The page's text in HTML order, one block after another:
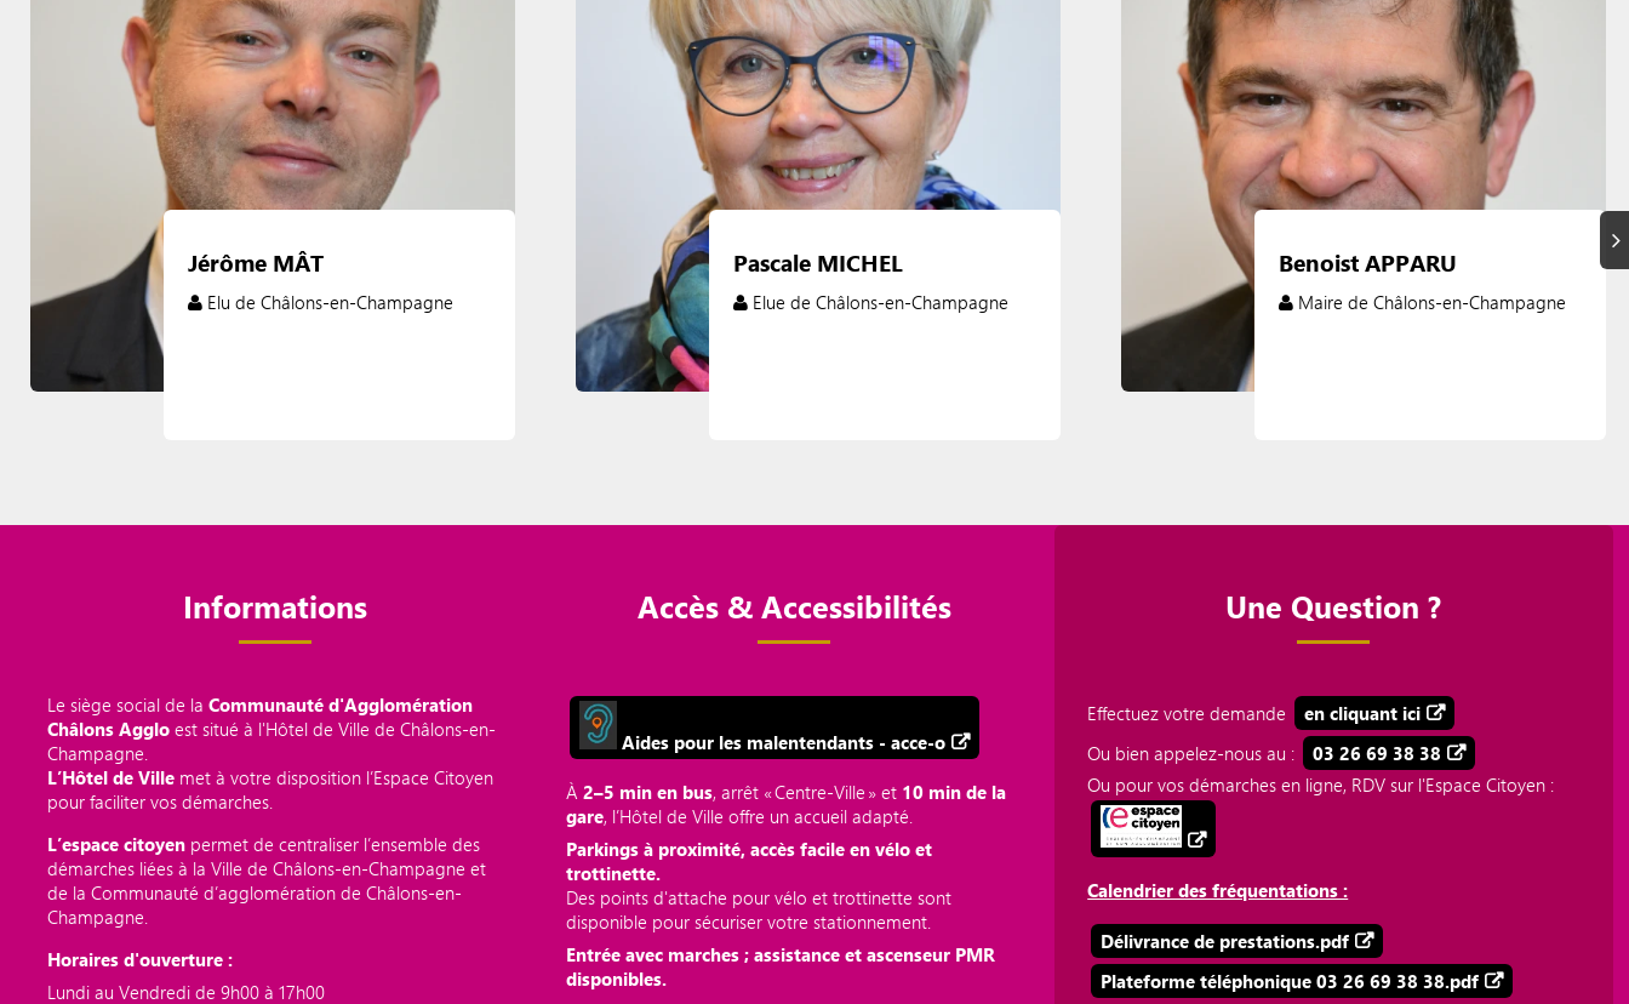
Jérôme MÂT
Elu de Châlons-en-Champagne
Pascale MICHEL
Elue de Châlons-en-Champagne
Benoist APPARU
Maire de Châlons-en-Champagne
Informations
Le siège social de laCommunauté d'Agglomération
Châlons Aggloest situé à l'Hôtel de Ville de Châlons-en-
Champagne.
L’Hôtel de Ville met à votre disposition l’Espace Citoyen
pour faciliter vos démarches.
L’espace citoyen permet de centraliser l’ensemble des
démarches liées à la Ville de Châlons-en-Champagne et
de la Communauté d’agglomération de Châlons-en-
Champagne.
Horaires d'ouverture :
Lundi au Vendredi de 9h00 à 17h00
Accès & Accessibilités
Aides pour les malentendants - acce-o
À2–5 min en bus, arrêt « Centre‑Ville » et 10 min de la
gare, l’Hôtel de Ville offre un accueil adapté.
Parkings à proximité, accès facile en vélo et
trottinette.
Des points d'attache pour vélo et trottinette sont
disponible pour sécuriser votre stationnement.
Entrée avec marches ; assistance et ascenseur PMR
disponibles.
Une Question ?
Effectuez votre demande
en cliquant ici
Ou bien appelez-nous au :
03 26 69 38 38
Ou pour vos démarches en ligne, RDV sur l'Espace Citoyen :
Calendrier des fréquentations :
Délivrance de prestations.pdf
Plateforme téléphonique 03 26 69 38 38.pdf